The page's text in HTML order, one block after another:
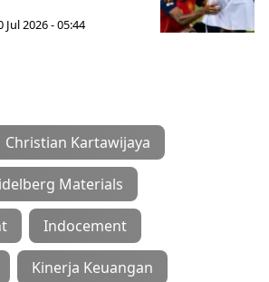
Jul 2026 - 05:44
Christian Kartawijaya
Materials
Indocement
Kinerja Keuangan